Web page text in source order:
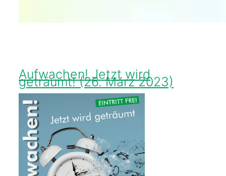
Aufwachen! Jetzt wird
geträumt! (26. März 2023)